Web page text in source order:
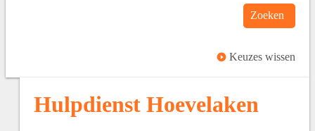
Zoeken
Keuzes wissen
Hulpdienst Hoevelaken